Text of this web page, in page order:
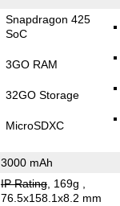
Snapdragon 425
SoC
3GO RAM
32GO Storage
MicroSDXC
3000 mAh
IP Rating, 169g
76.5x158.1x8.2 mm